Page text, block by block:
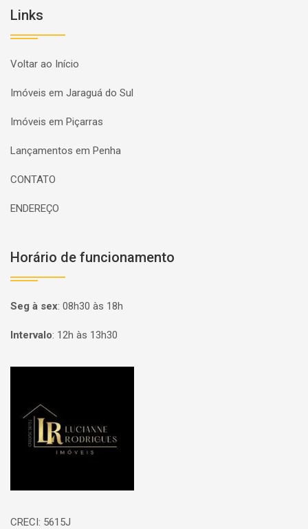
Links
Voltar ao Início
Imóveis em Jaraguá do Sul
Imóveis em Piçarras
Lançamentos em Penha
CONTATO
ENDEREÇO
Horário de funcionamento
Seg à sex: 08h30 às 18h
Intervalo: 12h às 13h30
CRECI: 5615J